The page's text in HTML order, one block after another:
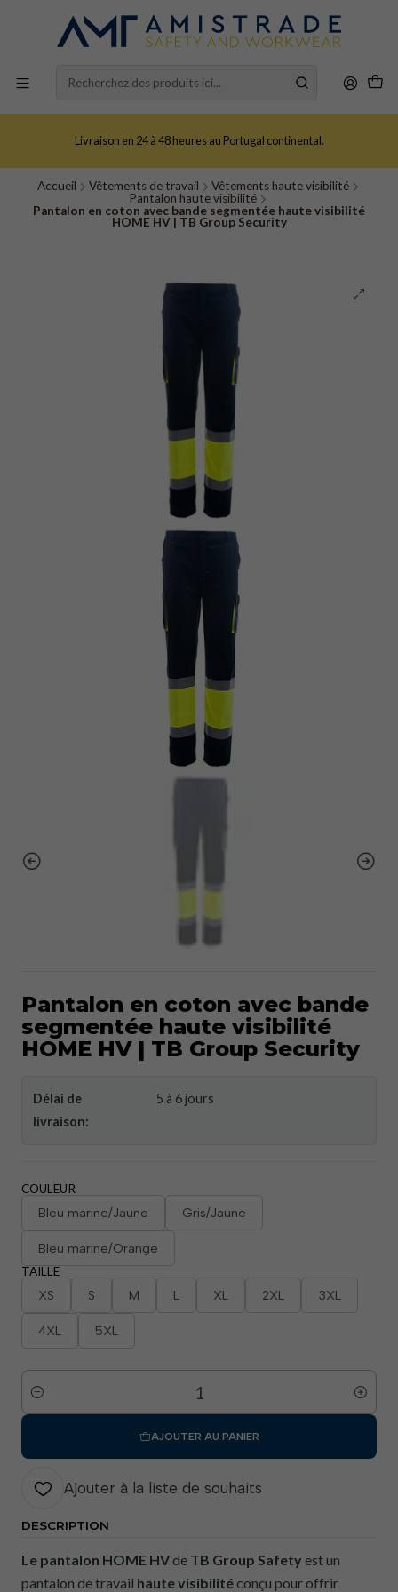
Livraison en 24 à 48 heures au Portugal continental.
Accueil Vêtements de travail
Vêtements haute visibilité
Pantalon haute visibilité
Pantalon en coton avec bande segmentée haute visibilité
HOME HV | TB Group Security
Pantalon en coton avec bande
segmentée haute visibilité
HOME HV | TB Group Security
Délai de
livraison:
5 à 6 jours
COULEUR
Bleu marine/Jaune Gris/Jaune
Bleu marine/Orange
TAILLE
XS S M L XL 2XL 3XL
4XL 5XL
Quantité
AJOUTER AU PANIER
Ajouter à la liste de souhaits
DESCRIPTION
Le pantalon HOME HV de TB Group Safety est un
pantalon de travail haute visibilitéconçu pour offrir